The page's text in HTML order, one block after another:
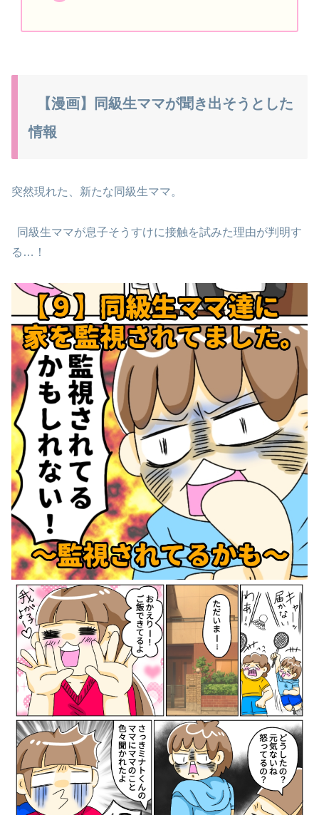
【漫画】同級生ママが聞き出そうとした
情報
突然現れた、新たな同級生ママ。
同級生ママが息子そうすけに接触を試みた理由が判明す
る…！